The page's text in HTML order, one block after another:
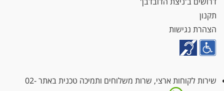
תקנון
הצהרת נגישות
שירות לקוחות ארצי, שרות משלוחים ותמיכה טכנית באתר02-